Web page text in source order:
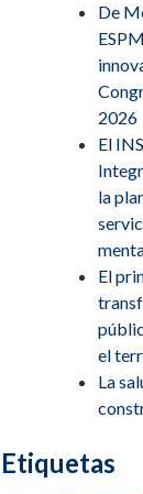
De
2026
El
la
El
el
La
Etiquetas